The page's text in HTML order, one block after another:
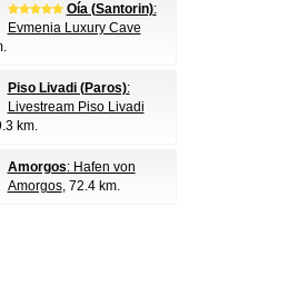
Oía (Santorin):
Evmenia Luxury Cave
Piso Livadi (Paros):
Livestream Piso Livadi
km.
Amorgos: Hafen von
Amorgos, 72.4 km.